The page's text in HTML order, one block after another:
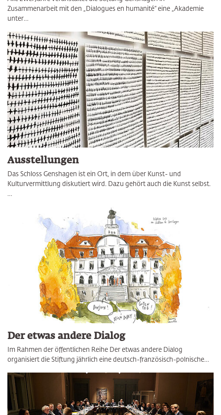
Zusammenarbeit mit den „Dialogues en humanité“ eine „Akademie
unter…
Ausstellungen
Das Schloss Genshagen ist ein Ort, in dem über Kunst- und
Kulturvermittlung diskutiert wird. Dazu gehört auch die Kunst selbst.
…
Der etwas andere Dialog
Im Rahmen der öffentlichen Reihe Der etwas andere Dialog
organisiert die Stiftung jährlich eine deutsch-französisch-polnische…